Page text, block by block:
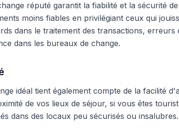
réputé garantit la fiabilité et la sécurité
moins fiables en privilégiant ceux qui
dans le traitement des transactions, erreurs
dans les bureaux de change.
idéal tient également compte de la facilité
de vos lieux de séjour, si vous êtes
dans des locaux peu sécurisés ou insalubres.